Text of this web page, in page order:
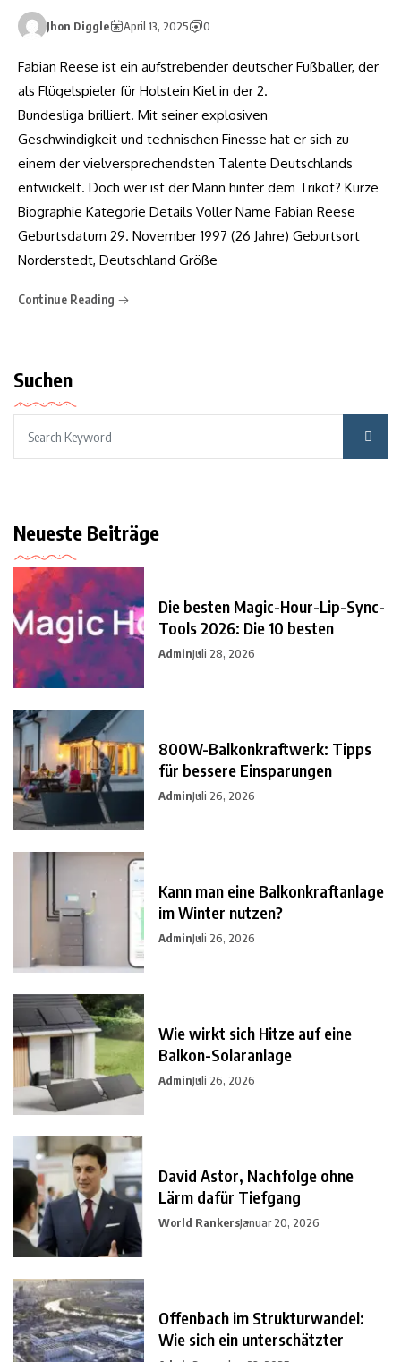
Jhon Diggle April 13, 2025 0
Fabian Reese ist ein aufstrebender deutscher Fußballer, der
als Flügelspieler für Holstein Kiel in der 2.
Bundesliga brilliert. Mit seiner explosiven
Geschwindigkeit und technischen Finesse hat er sich zu
einem der vielversprechendsten Talente Deutschlands
entwickelt. Doch wer ist der Mann hinter dem Trikot? Kurze
Biographie Kategorie Details Voller Name Fabian Reese
Geburtsdatum 29. November 1997 (26 Jahre) Geburtsort
Norderstedt, Deutschland Größe
Continue Reading
Suchen
Neueste Beiträge
Die besten Magic-Hour-Lip-Sync-
Tools 2026: Die 10 besten
AdminJuli 28, 2026
800W-Balkonkraftwerk: Tipps
für bessere Einsparungen
AdminJuli 26, 2026
Kann man eine Balkonkraftanlage
im Winter nutzen?
AdminJuli 26, 2026
Wie wirkt sich Hitze auf eine
Balkon-Solaranlage
AdminJuli 26, 2026
David Astor, Nachfolge ohne
Lärm dafür Tiefgang
World RankersJanuar 20, 2026
Offenbach im Strukturwandel:
Wie sich ein unterschätzter